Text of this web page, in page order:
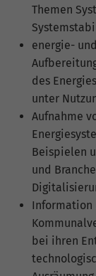
Themen
energie-
des
unter
Aufnahme
Beispielen
und
Information
bei ihren
Laufzeit
Zweck
Anbieter